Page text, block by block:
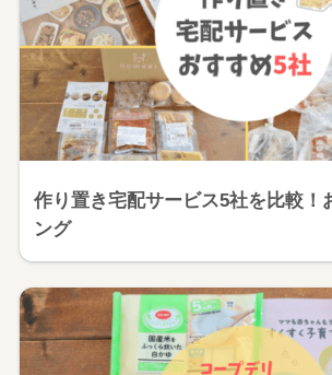
作り置き宅配サービス5社を比較！
ング